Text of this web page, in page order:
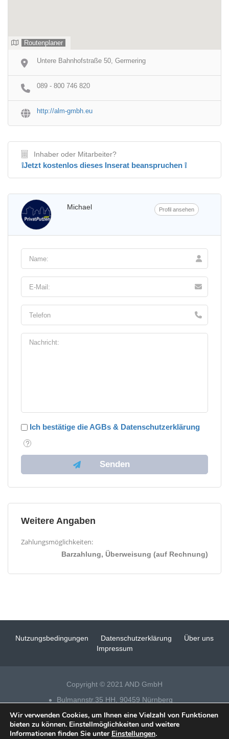
Routenplaner
Untere Bahnhofstraße 50, Germering
089 - 800 746 820
http://alm-gmbh.eu
Inhaber oder Mitarbeiter?
❕Jetzt kostenlos dieses Inserat beanspruchen ❕
Michael Profil ansehen
Ich bestätige die AGBs & Datenschutzerklärung
Weitere Angaben
Zahlungsmöglichkeiten:
Barzahlung, Überweisung (auf Rechnung)
Nutzungsbedingungen Datenschutzerklärung
Über uns
Impressum
Copyright © 2021 AND GmbH
Bulmannstr.35 HH, 90459 Nürnberg
Tel 0911 – 14 88 69 25
Datenschutz| Impressum |Fensterputzer Nürnberg
Wir verwenden Cookies, um Ihnen eine Vielzahl von Funktionen
bieten zu können. Einstellmöglichkeiten und weitere
Informationen finden Sie unter Einstellungen.